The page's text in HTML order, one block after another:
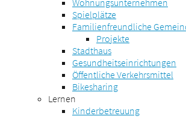
Wohnungsunternehmen
Spielplätze
Familienfreundliche
Projekte
Stadthaus
Gesundheitseinrichtungen
Öffentliche Verkehrsmittel
Bikesharing
Lernen
Kinderbetreuung